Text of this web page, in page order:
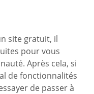
site gratuit, il
pour vous
Après cela, si
de fonctionnalités
de passer à